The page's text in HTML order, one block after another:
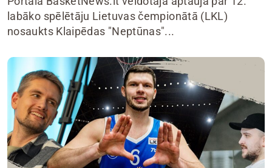
labāko spēlētāju Lietuvas čempionātā (LKL)
nosaukts Klaipēdas "Neptūnas"...